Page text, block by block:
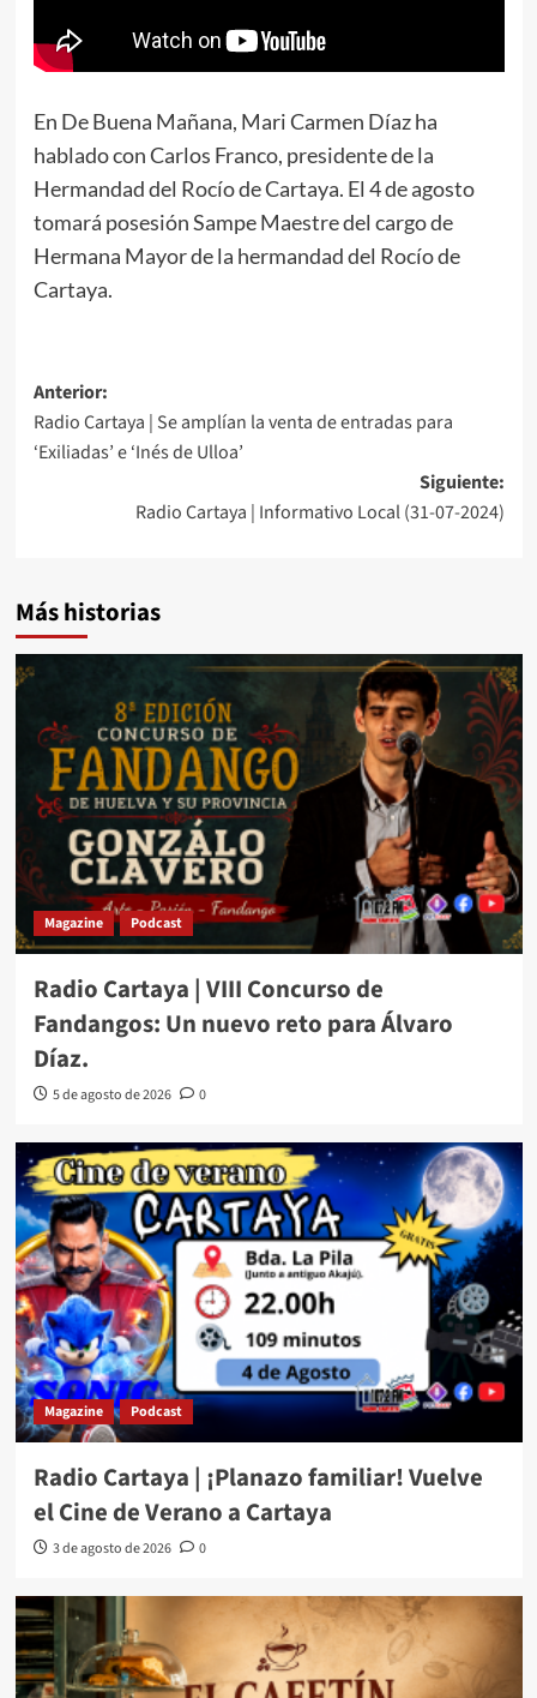
En De Buena Mañana, Mari Carmen Díaz ha
hablado con Carlos Franco, presidente de la
Hermandad del Rocío de Cartaya. El 4 de agosto
tomará posesión Sampe Maestre del cargo de
Hermana Mayor de la hermandad del Rocío de
Cartaya.
Anterior:
Radio Cartaya | Se amplían la venta de entradas para
‘Exiliadas’ e ‘Inés de Ulloa’
Siguiente:
Radio Cartaya | Informativo Local (31-07-2024)
Más historias
Magazine Podcast
Radio Cartaya | VIII Concurso de
Fandangos: Un nuevo reto para Álvaro
Díaz.
5 de agosto de 2026 0
Magazine Podcast
Radio Cartaya | ¡Planazo familiar! Vuelve
el Cine de Verano a Cartaya
3 de agosto de 2026 0